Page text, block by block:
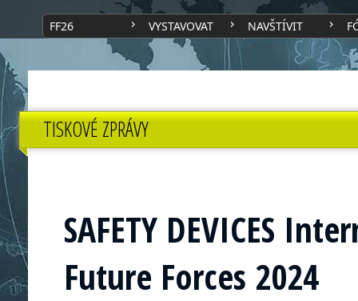
FF26 VYSTAVOVAT NAVŠTÍVIT
TISKOVÉ ZPRÁVY
SAFETY DEVICES
Future Forces 2024